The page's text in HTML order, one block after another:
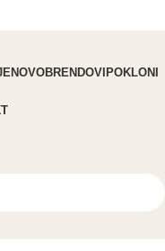
NOVOBRENDOVIPOKLONI